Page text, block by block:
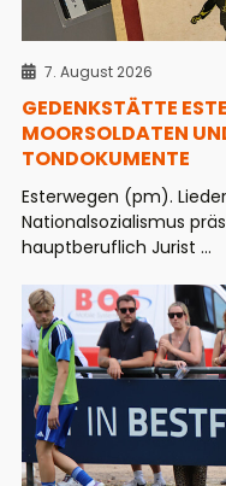
7. August 2026
GEDENKSTÄTTE
MOORSOLDATEN
TONDOKUMENTE
Esterwegen (pm).
Nationalsozialismus
hauptberuflich Jurist ...